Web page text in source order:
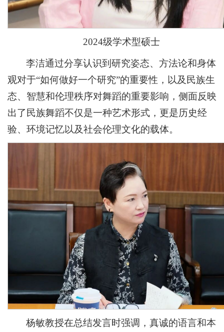
2024级学术型硕士
李洁通过分享认识到研究姿态、方法论和身体
观对于“如何做好一个研究”的重要性，以及民族生
态、智慧和伦理秩序对舞蹈的重要影响，侧面反映
出了民族舞蹈不仅是一种艺术形式，更是历史经
验、环境记忆以及社会伦理文化的载体。
杨敏教授在总结发言时强调，真诚的语言和本